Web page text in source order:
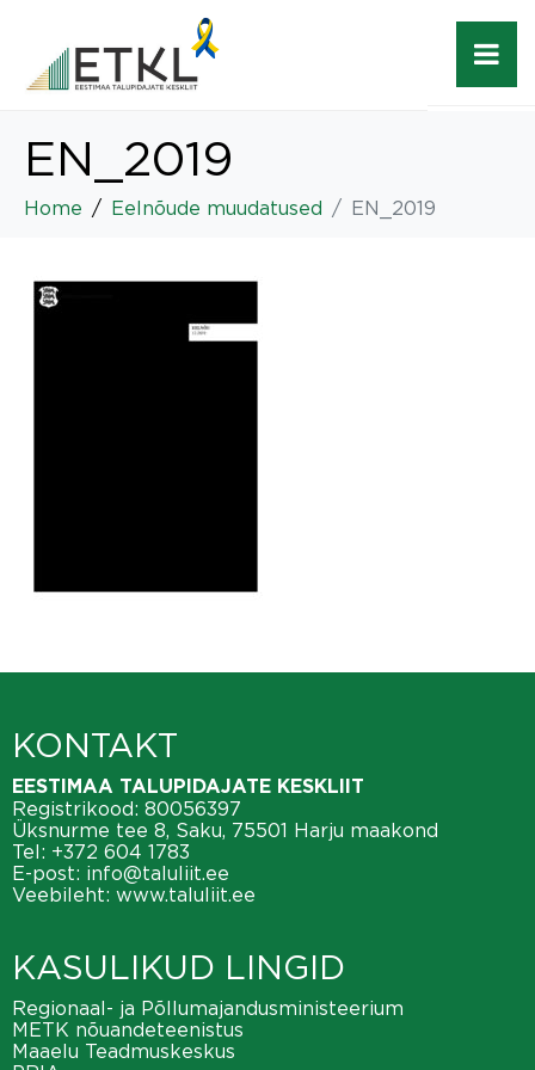
EN_2019
Home Eelnõude muudatused EN_2019
KONTAKT
EESTIMAA TALUPIDAJATE KESKLIIT
Registrikood: 80056397
Üksnurme tee 8, Saku, 75501 Harju maakond
Tel: +372 604 1783
E-post: info@taluliit.ee
Veebileht: www.taluliit.ee
KASULIKUD LINGID
Regionaal- ja Põllumajandusministeerium
METK nõuandeteenistus
Maaelu Teadmuskeskus